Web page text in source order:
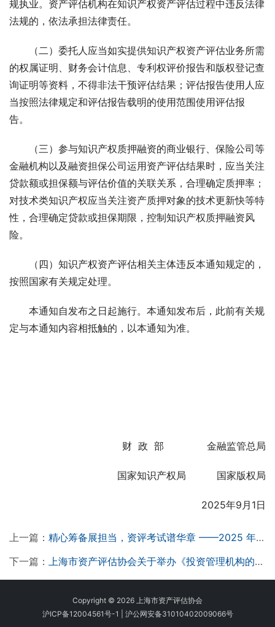
规执业。资产评估机构在知识产权资产评估过程中违反法律
法规的，依法承担法律责任。
（二）委托人应当如实提供知识产权资产评估业务所需
的权属证明、财务会计信息、专利权评价报告和版权登记查
询证明等资料，不得非法干预评估结果；评估报告使用人应
当按照法律规定和评估报告载明的使用范围使用评估报
告。
（三）参与知识产权质押融资的商业银行、保险公司等
金融机构以及融资担保公司运用资产评估结果时，应当关注
贷款额或担保额与评估价值的关联关系，合理确定质押率；
对技术类知识产权应当关注资产质押对象的技术更新快等特
性，合理确定贷款或担保期限，控制知识产权质押融资风
险。
（四）知识产权资产评估相关主体违反本通知规定的，
按照国家有关规定处理。
本通知自发布之日起施行。本通知发布后，此前有关规
定与本通知内容相抵触的，以本通知为准。
财  政  部              金融监管总局
国家知识产权局          国家版权局
2025年9月1日
上一篇： 精心筹备展担当，资评考试谱华章 ——2025 年上海考区资产评估师职业资格考试圆满落幕​
下一篇： 上海市资产评估协会关于举办《投资管理机构的数字化转型》沙龙活动的通知
Copyright © 2026 上海市资产评估协会
沪ICP备12004561号-1
沪公网安备31010402009066号